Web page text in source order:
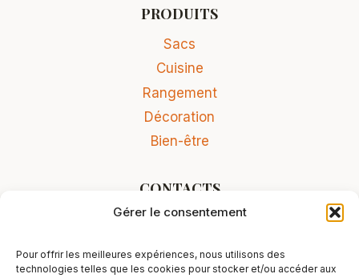
Gérer le consentement
Pour offrir les meilleures expériences, nous utilisons des
technologies telles que les cookies pour stocker et/ou accéder aux
PRODUITS
Sacs
Cuisine
Rangement
Décoration
Bien-être
CONTACTS
Contact
Mentions légales